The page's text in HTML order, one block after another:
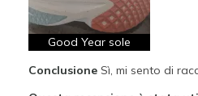
Migliori Utilizzi:
Going Out
Good Year sole
ConclusioneSì, mi sento di